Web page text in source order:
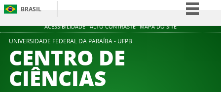
ACESSIBILIDADE ALTO CONTRASTE MAPA DO SITE
BRASIL
Simplifique!
UNIVERSIDADE FEDERAL DA PARAÍBA - UFPB
CENTRO DE
CIÊNCIAS